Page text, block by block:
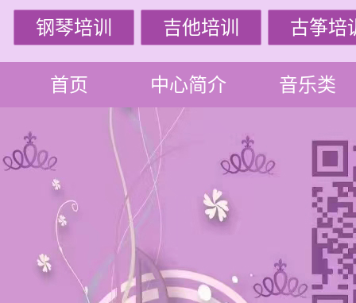
钢琴培训 吉他培训 古筝培
首页 中心简介 音乐类